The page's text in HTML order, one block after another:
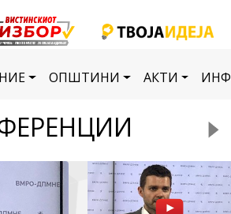
ОПШТИНИ АКТИ